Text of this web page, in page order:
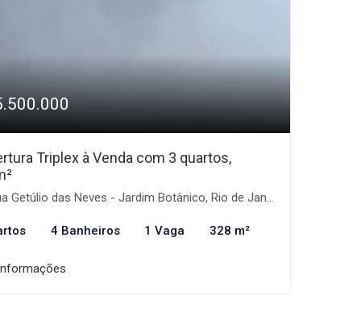
Triplex à Venda com 3 quartos,
Getúlio das Neves - Jardim Botânico, Rio de Janeiro-RJ
4 Banheiros 1 Vaga 328 m²